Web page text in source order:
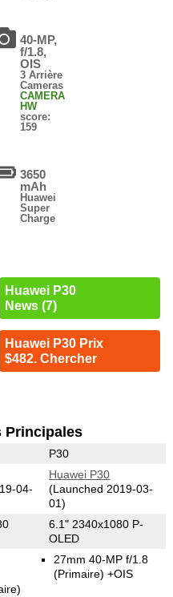
40-MP,
f/1.8,
OIS
3 Arrière
Cameras
CAMERA
HW
score:
159
3650
mAh
Huawei
Super
Charge
Huawei P30
News (7)
Huawei P30 Prix
$482. Chercher
Principales
P30
04-
Huawei P30
(Launched 2019-03-
01)
6.1" 2340x1080 P-
OLED
27mm 40-MP f/1.8
(Primaire) +OIS